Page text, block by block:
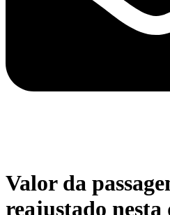
Valor da
reajustado